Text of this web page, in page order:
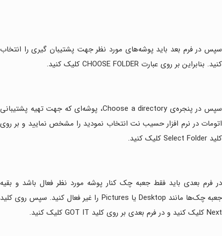
سپس در فرم بعد باید پوشه‌های مورد نظر جهت پشتیبان گیری را انتخاب
کنید. بنابراین بر روی عبارت CHOOSE FOLDER کلیک کنید.
سپس در پنجره‌ی Choose a directory، پوشه‌ای که جهت تهیه پشتیبانی
اتومات در نرم افزار حسیب نت انتخاب نمودید را مشخص نمایید و بر روی
کلید Select Folder کلیک کنید.
در فرم بعدی باید فقط جعبه چک کنار پوشه مورد نظر فعال باشد و بقیه
جعبه چک‌ها مانند Desktop یا Pictures را غیر فعال کنید. سپس روی کلید
Next کلیک کنید و در فرم بعدی بر روی کلید GOT IT کلیک کنید.